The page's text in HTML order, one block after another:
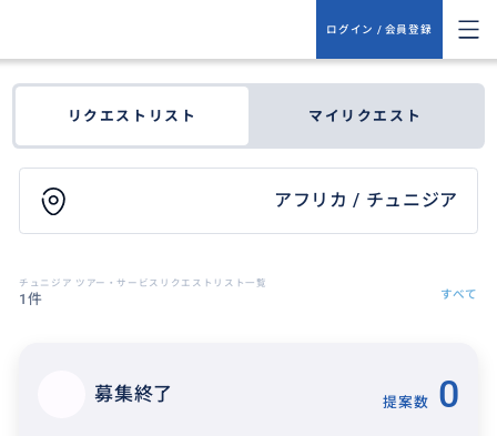
ログイン / 会員登録
リクエストリスト マイリクエスト
アフリカ / チュニジア
チュニジア ツアー・サービスリクエストリスト一覧
1件 すべて
募集終了 提案数 0